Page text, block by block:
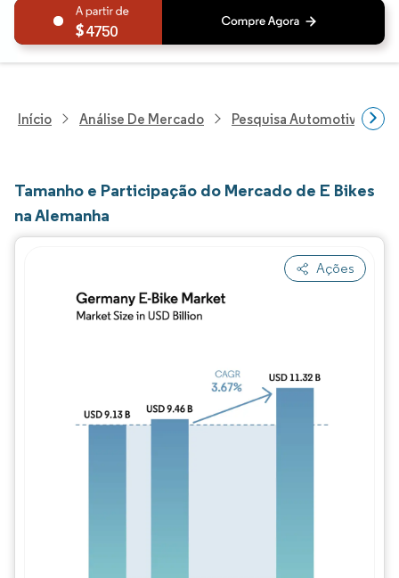
4750
Início Análise De Mercado Pesquisa Automotiva
Tamanho e Participação do Mercado de E Bikes
na Alemanha
Ações